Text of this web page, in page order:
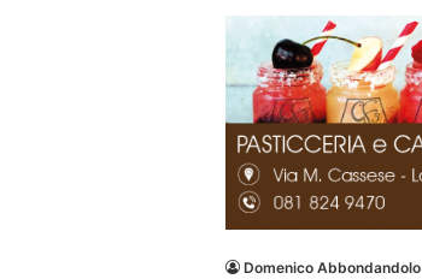
Domenico Abbondandolo